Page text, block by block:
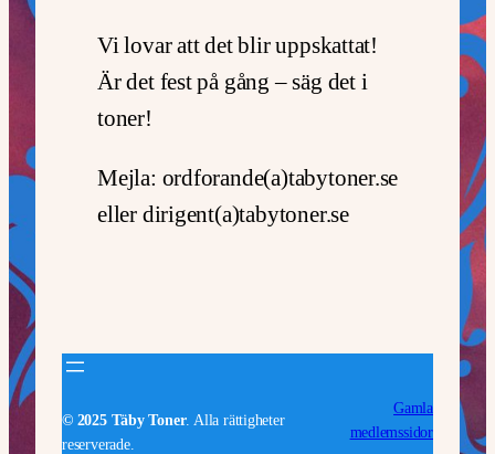
Vi lovar att det blir uppskattat!
Är det fest på gång – säg det i
toner!
Mejla: ordforande(a)tabytoner.se
eller dirigent(a)tabytoner.se
© 2025 Täby Toner. Alla rättigheter
reserverade.
Gamla
medlemssidor